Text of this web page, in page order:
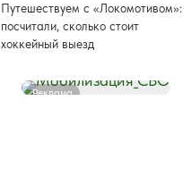
Путешествуем с «Локомотивом»:
посчитали, сколько стоит
хоккейный выезд
Реклама